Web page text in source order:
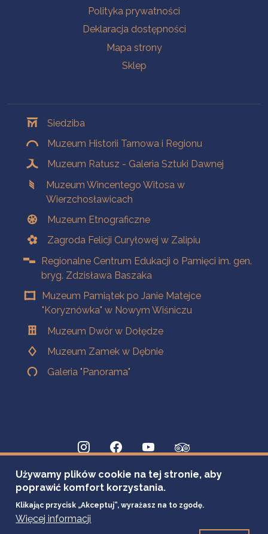
Polityka prywatności
Deklaracja dostępności
Mapa strony
Sklep
Siedziba
Muzeum Historii Tarnowa i Regionu
Muzeum Ratusz - Galeria Sztuki Dawnej
Muzeum Wincentego Witosa w
Wierzchosławicach
Muzeum Etnograficzne
Zagroda Felicji Curyłowej w Zalipiu
Regionalne Centrum Edukacji o Pamięci im. gen.
bryg. Zdzisława Baszaka
Muzeum Pamiątek po Janie Matejce
"Koryznówka" w Nowym Wiśniczu
Muzeum Dwór w Dołędze
Muzeum Zamek w Dębnie
Galeria "Panorama"
Używamy plików cookie na tej stronie, aby
poprawić komfort korzystania.
Klikając przycisk „Akceptuj”, wyrażasz na to zgodę.
Więcej informacji